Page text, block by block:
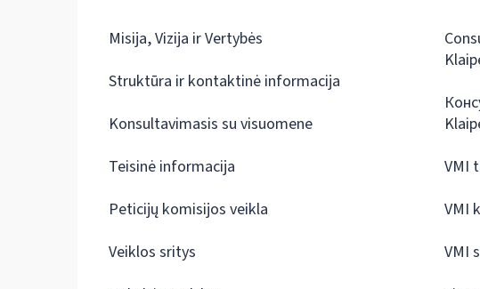
Misija, Vizija ir Vertybės
Struktūra ir kontaktinė informacija
Konsultavimasis su visuomene
Teisinė informacija
Peticijų komisijos veikla
Veiklos sritys
VMI
VMI
VMI